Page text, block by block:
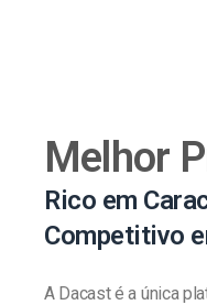
Melhor
Rico em
Competitivo
A Dacast é a única